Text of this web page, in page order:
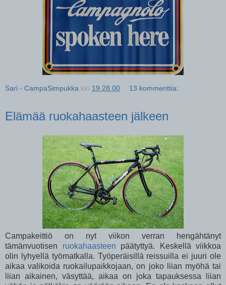
Sari - CampaSimpukka klo 19.28.00 13 kommenttia:
Elämää ruokahaasteen jälkeen
Campakeittiö on nyt viikon verran hengähtänyt
tämänvuotisen ruokahaasteen päätyttyä. Keskellä viikkoa
olin lyhyellä työmatkalla. Työperäisillä reissuilla ei juuri ole
aikaa valikoida ruokailupaikkojaan, on joko liian myöhä tai
liian aikainen, väsyttää, aikaa on joka tapauksessa liian